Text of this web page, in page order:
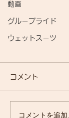
動画
グループライド
ウェットスーツ
コメント
コメントを追加…